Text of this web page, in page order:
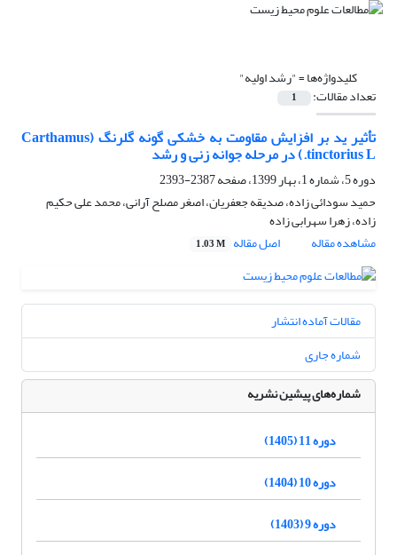
کلیدواژه‌ها ="رشد اولیه"
تعداد مقالات: 1
تأثیر ید بر افزایش مقاومت به خشکی گونه گلرنگ (Carthamus
tinctorius L.) در مرحله جوانه زنی و رشد
دوره 5، شماره 1، بهار 1399، صفحه
2387-2393
حمید سودائی زاده، صدیقه جعفریان، اصغر مصلح آرانی، محمد علی حکیم
زاده، زهرا سهرابی زاده
مشاهده مقاله
اصل مقاله 1.03 M
مقالات آماده انتشار
شماره جاری
شماره‌های پیشین نشریه
دوره 11 (1405)
دوره 10 (1404)
دوره 9 (1403)